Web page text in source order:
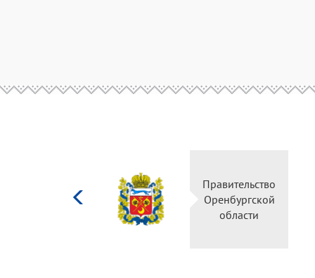
Правительство
Оренбургской
области